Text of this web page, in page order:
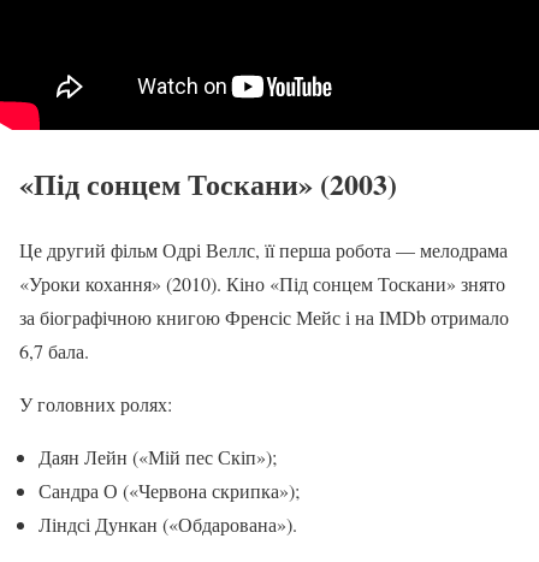
«Під сонцем Тоскани» (2003)
Це другий фільм Одрі Веллс, її перша робота — мелодрама
«Уроки кохання» (2010). Кіно «Під сонцем Тоскани» знято
за біографічною книгою Френсіс Мейс і на IMDb отримало
6,7 бала.
У головних ролях:
Даян Лейн («Мій пес Скіп»);
Сандра О («Червона скрипка»);
Ліндсі Дункан («Обдарована»).